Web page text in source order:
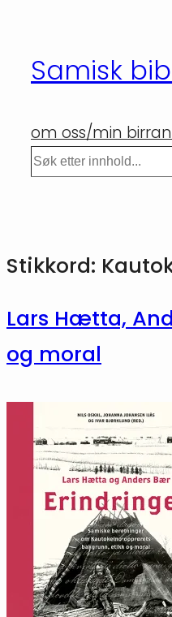
innholdSamisk
om oss/min birra
Søk
Stikkord:
Lars Hætta,
og moral